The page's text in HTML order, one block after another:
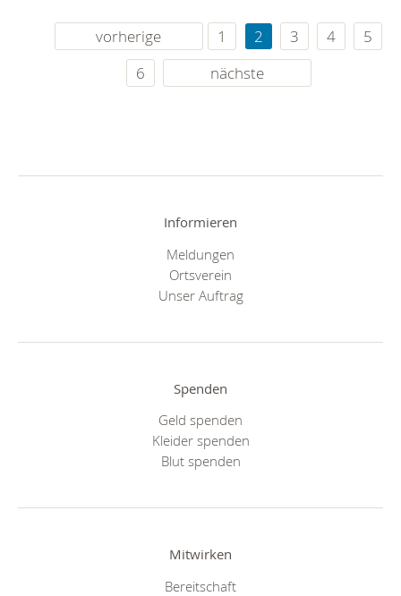
vorherige 1 2 3 4
5
6
nächste
Informieren
Meldungen
Ortsverein
Unser Auftrag
Spenden
Geld spenden
Kleider spenden
Blut spenden
Mitwirken
Bereitschaft